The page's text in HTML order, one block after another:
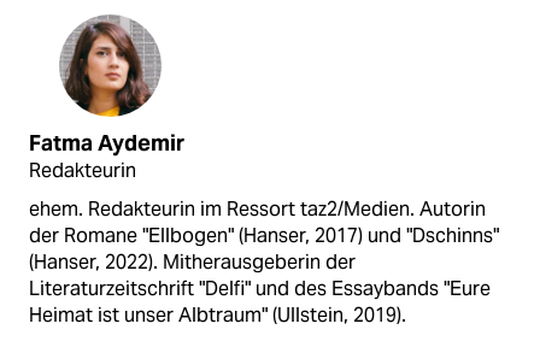
Fatma Aydemir
Redakteurin
ehem. Redakteurin im Ressort taz2/Medien. Autorin
der Romane "Ellbogen" (Hanser, 2017) und "Dschinns"
(Hanser, 2022). Mitherausgeberin der
Literaturzeitschrift "Delfi" und des Essaybands "Eure
Heimat ist unser Albtraum" (Ullstein, 2019).